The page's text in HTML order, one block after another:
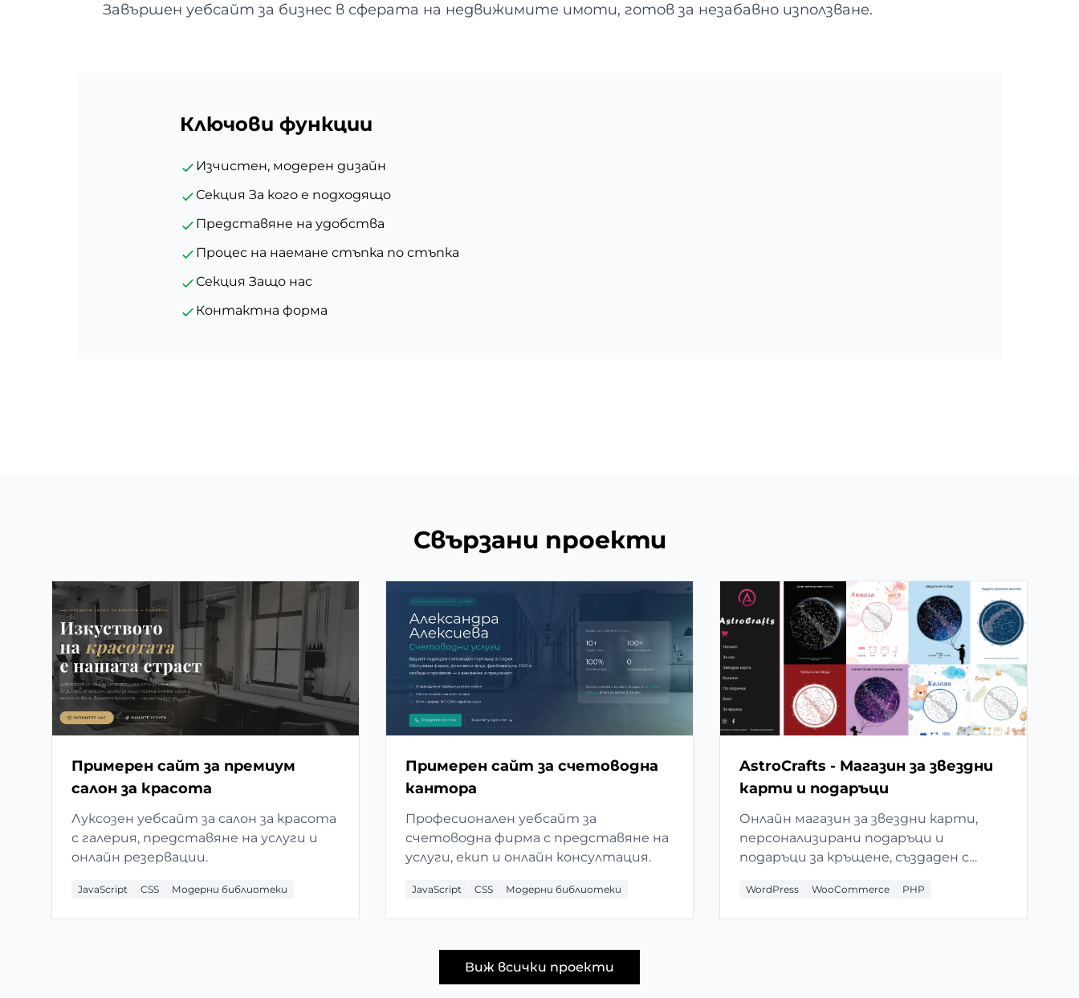
Завършен уебсайт за бизнес в сферата на недвижимите имоти, готов за незабавно използване.
Ключови функции
Изчистен, модерен дизайн
Секция За кого е подходящо
Представяне на удобства
Процес на наемане стъпка по стъпка
Секция Защо нас
Контактна форма
Свързани проекти
Примерен сайт за премиум
салон за красота
Луксозен уебсайт за салон за красота
с галерия, представяне на услуги и
онлайн резервации.
JavaScript CSS Модерни библиотеки
Примерен сайт за счетоводна
кантора
Професионален уебсайт за
счетоводна фирма с представяне на
услуги, екип и онлайн консултация.
JavaScript CSS Модерни библиотеки
AstroCrafts - Магазин за звездни
карти и подаръци
Онлайн магазин за звездни карти,
персонализирани подаръци и
подаръци за кръщене, създаден с
функционалности.
WordPress WooCommerce PHP
Виж всички проекти